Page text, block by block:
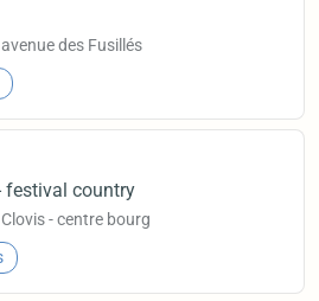
des Fusillés
festival country
- centre bourg